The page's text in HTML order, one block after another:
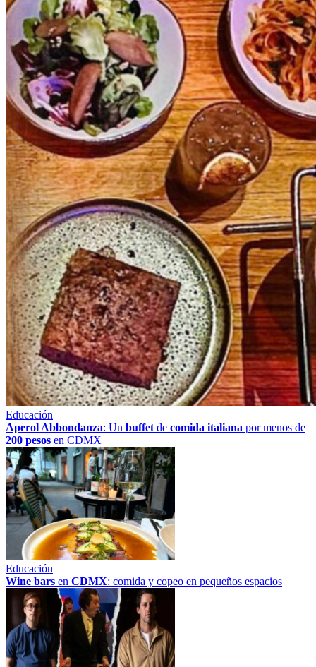
Educación
Aperol Abbondanza: Un buffet de comida italiana por menos de
200 pesos en CDMX
Educación
Wine bars en CDMX: comida y copeo en pequeños espacios